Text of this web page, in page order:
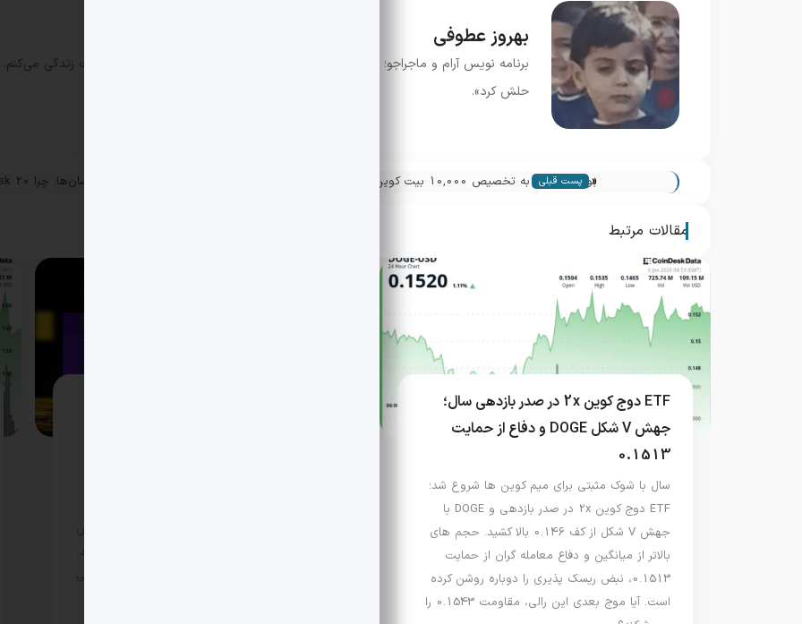
بهروز عطوفی
برنامه نویس آرام و ماجراجو؛ علاقه مند به بازارهای مالی و کریپتو. «بین منطق و خلاقیت زندگی
حلش کرد».
« پست قبلی
بوتان متعهد به تخصیص 10,000 بیت کوین برای شهر هوشیاری گلفو؛
مقالات مرتبط
ETF دوج کوین 2x در صدر بازدهی سال؛
جهش V شکل DOGE و دفاع از حمایت
0.1513
سال با شوک مثبتی برای میم کوین ها شروع شد؛
ETF دوج کوین 2x در صدر بازدهی و DOGE با
جهش V شکل از کف 0.146 بالا کشید. حجم های
بالاتر از میانگین و دفاع معامله گران از حمایت
0.1513، نبض ریسک پذیری را دوباره روشن کرده
است. آیا موج بعدی این رالی، مقاومت 0.1543 را
همزمان سهام شرکت های مرتبط با کریپتو سبزپوش
با این حال تحلیلگران از ریسک های سیاستی و فنی